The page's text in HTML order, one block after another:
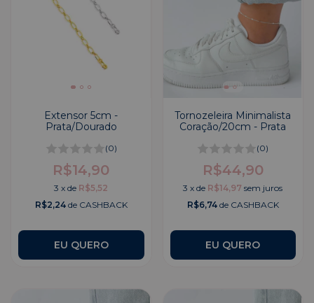
Extensor 5cm -
Prata/Dourado
(0)
R$14,90
3 xde R$5,52
R$2,24de CASHBACK
EU QUERO
Tornozeleira Minimalista
Coração/20cm - Prata
(0)
R$44,90
3 xde R$14,97 sem juros
R$6,74de CASHBACK